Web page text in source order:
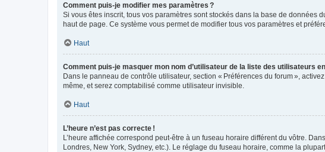
Comment puis-je modifier mes paramètres ?
Si vous êtes inscrit, tous vos paramètres sont stockés dans la base de données
haut de page. Ce système vous permet de modifier tous vos paramètres et
Haut
Comment puis-je masquer mon nom d’utilisateur de la liste des utilisateurs
Dans le panneau de contrôle utilisateur, section « Préférences du forum »,
même, et serez comptabilisé comme utilisateur invisible.
Haut
L’heure n’est pas correcte !
L’heure affichée correspond peut-être à un fuseau horaire différent du vôtre.
Londres, New York, Sydney, etc.). Le réglage du fuseau horaire, comme la